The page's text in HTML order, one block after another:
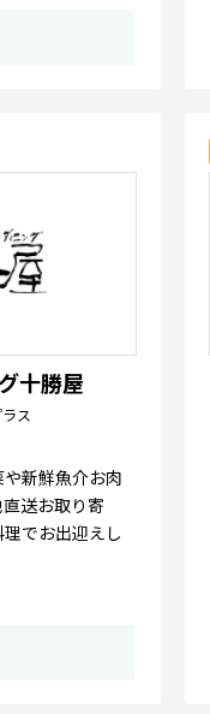
十勝屋
ス
新鮮魚介お肉
送お取り寄
でお出迎えし